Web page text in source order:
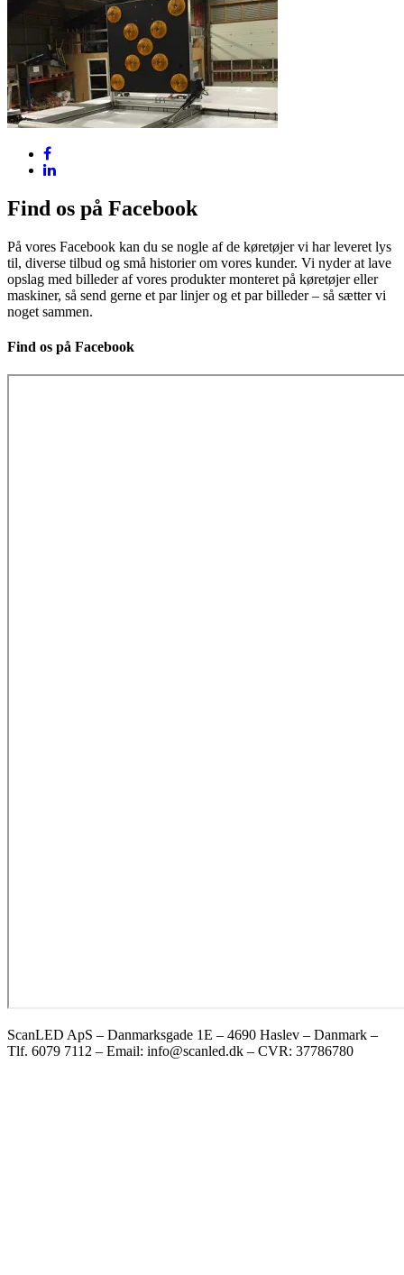
Find os på Facebook
På vores Facebook kan du se nogle af de køretøjer vi har leveret lys
til, diverse tilbud og små historier om vores kunder. Vi nyder at lave
opslag med billeder af vores produkter monteret på køretøjer eller
maskiner, så send gerne et par linjer og et par billeder – så sætter vi
noget sammen.
Find os på Facebook
ScanLED ApS – Danmarksgade 1E – 4690 Haslev – Danmark –
Tlf. 6079 7112 – Email: info@scanled.dk – CVR: 37786780